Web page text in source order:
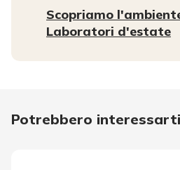
Scopriamo
Laboratori d'estate
Potrebbero interessarti